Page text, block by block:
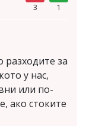
3 1
за
у нас,
или по-
ако стоките